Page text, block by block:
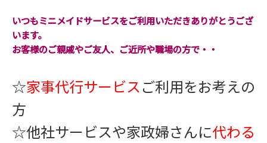
いつもミニメイドサービスをご利用いただきありがとうござ
います。
お客様のご親戚やご友人、ご近所や職場の方で・・
☆家事代行サービスご利用をお考えの
方
☆他社サービスや家政婦さんに代わる